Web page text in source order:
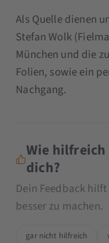
Als Quelle dienen
Stefan Wolk
München und die
Folien, sowie ein
Nachgang.
Wie
dich?
Dein Feedback
besser zu machen.
gar nicht hilfreich